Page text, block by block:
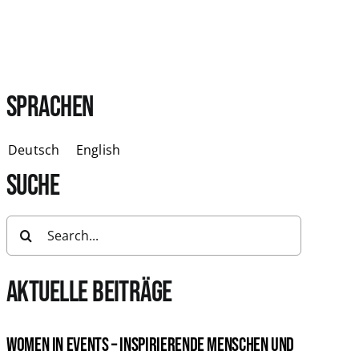
SPRACHEN
Deutsch English
SUCHE
Search
for:
AKTUELLE BEITRÄGE
Women in Events – Inspirierende Menschen und